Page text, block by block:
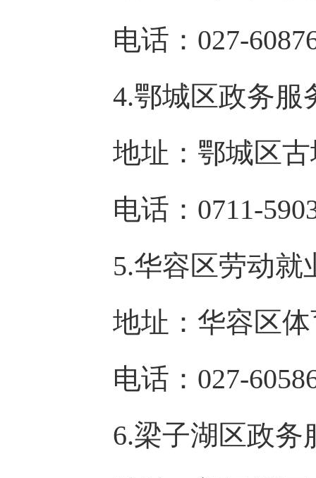
电话：027-
4.鄂城区政务服
地址：鄂城区古
电话：0711-
5.华容区劳动就
地址：华容区体
电话：027-
6.梁子湖区政务